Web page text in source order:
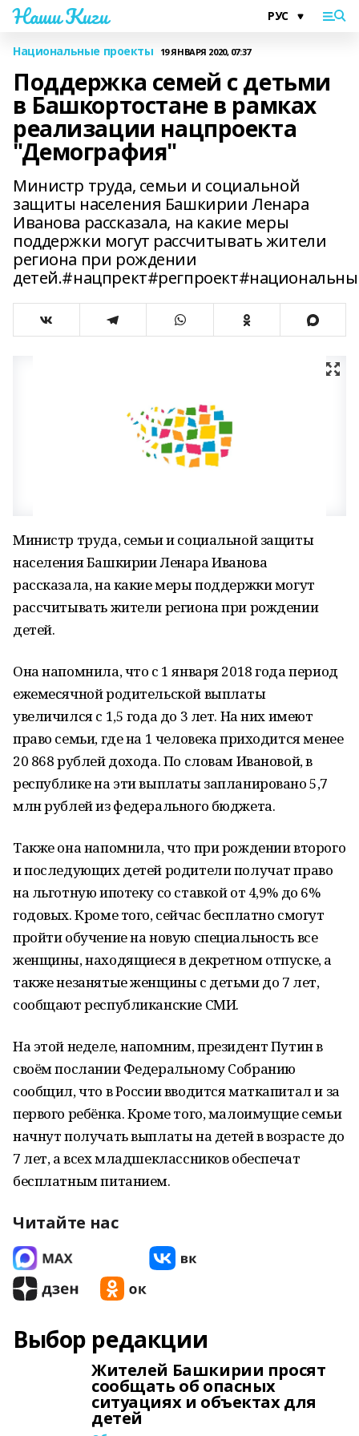
Наши Киги
Национальные проекты 19 ЯНВАРЯ 2020, 07:37
Поддержка семей с детьми
в Башкортостане в рамках
реализации нацпроекта
"Демография"
Министр труда, семьи и социальной
защиты населения Башкирии Ленара
Иванова рассказала, на какие меры
поддержки могут рассчитывать жители
региона при рождении
Министр труда, семьи и социальной защиты
населения Башкирии Ленара Иванова
рассказала, на какие меры поддержки могут
рассчитывать жители региона при рождении
детей.
Она напомнила, что с 1 января 2018 года период
ежемесячной родительской выплаты
увеличился с 1,5 года до 3 лет. На них имеют
право семьи, где на 1 человека приходится менее
20 868 рублей дохода. По словам Ивановой, в
республике на эти выплаты запланировано 5,7
млн рублей из федерального бюджета.
Также она напомнила, что при рождении второго
и последующих детей родители получат право
на льготную ипотеку со ставкой от 4,9% до 6%
годовых. Кроме того, сейчас бесплатно смогут
пройти обучение на новую специальность все
женщины, находящиеся в декретном отпуске, а
также незанятые женщины с детьми до 7 лет,
сообщают республиканские СМИ.
На этой неделе, напомним, президент Путин в
своём послании Федеральному Собранию
сообщил, что в России вводится маткапитал и за
первого ребёнка. Кроме того, малоимущие семьи
начнут получать выплаты на детей в возрасте до
7 лет, а всех младшеклассников обеспечат
бесплатным питанием.
Читайте нас
Выбор редакции
Жителей Башкирии просят
сообщать об опасных
ситуациях и объектах для
детей